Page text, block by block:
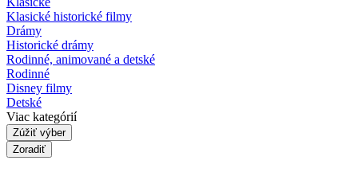
Klasické historické filmy
Drámy
Historické drámy
Rodinné, animované a detské
Rodinné
Disney filmy
Detské
Viac kategórií
Zúžiť výber
Zoradiť